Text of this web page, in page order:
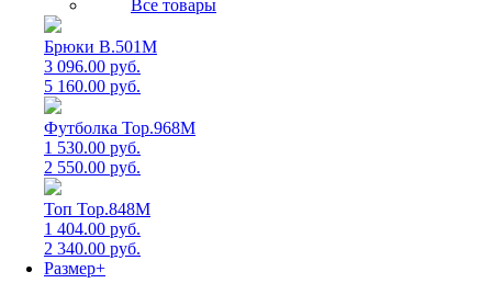
Все товары
Брюки B.501M
3 096.00 руб.
5 160.00 руб.
Футболка Top.968M
1 530.00 руб.
2 550.00 руб.
Топ Top.848M
1 404.00 руб.
2 340.00 руб.
Размер+